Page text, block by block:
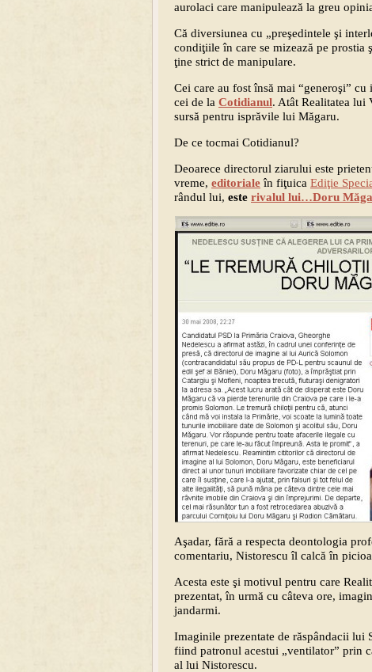
aurolaci care manipulează la greu
Că diversiunea cu „preşedintele şi
condiţiile în care se mizează pe prostia
ţine strict de manipulare.
Cei care au fost însă mai “generoşi”
cei de la Cotidianul. Atât Realitatea lui
sursă pentru isprăvile lui Măgaru.
De ce tocmai Cotidianul?
Deoarece directorul ziarului este
vreme, editorialeîn fiţuica Ediţie
rândul lui, este rivalul lui…Doru
Aşadar, fără a respecta deontologia
comentariu, Nistorescu îl calcă în
Acesta este şi motivul pentru care
prezentat, în urmă cu câteva ore,
jandarmi.
Imaginile prezentate de răspândacii lui
fiind patronul acestui „ventilator” prin
al lui Nistorescu.